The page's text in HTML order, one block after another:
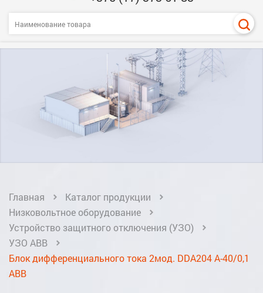
Главная
Каталог продукции
Низковольтное оборудование
Устройство защитного отключения (УЗО)
УЗО ABB
Блок дифференциального тока 2мод. DDA204 A-40/0,1
ABB